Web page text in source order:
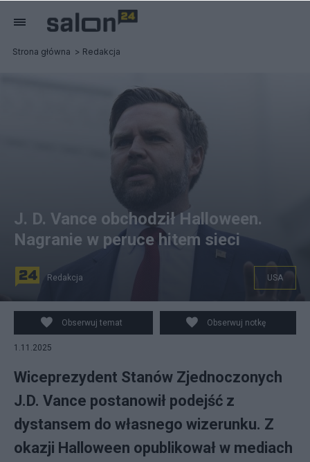
Strona główna Redakcja
J. D. Vance obchodził Halloween.
Nagranie w peruce hitem sieci
Redakcja USA
Obserwuj temat Obserwuj notkę
1.11.2025
Wiceprezydent Stanów Zjednoczonych
J.D. Vance postanowił podejść z
dystansem do własnego wizerunku. Z
okazji Halloween opublikował w mediach